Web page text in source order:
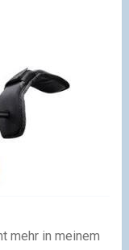
mehr in meinem